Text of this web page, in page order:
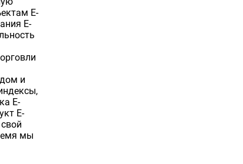
E-
E-
и
E-
E-
мы